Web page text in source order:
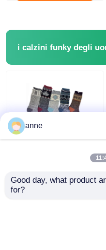
i calzini funky degli
all'aperto
inizializzano le
signore dei calzini
anne
Good day, what product
for?